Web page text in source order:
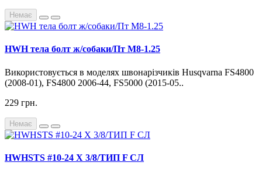
Немає
HWH тела болт ж/собаки/Пт М8-1.25
Використовується в моделях швонарізчиків Husqvarna FS4800
(2008-01), FS4800 2006-44, FS5000 (2015-05..
229 грн.
Немає
HWHSTS #10-24 Х 3/8/ТИП F СЛ